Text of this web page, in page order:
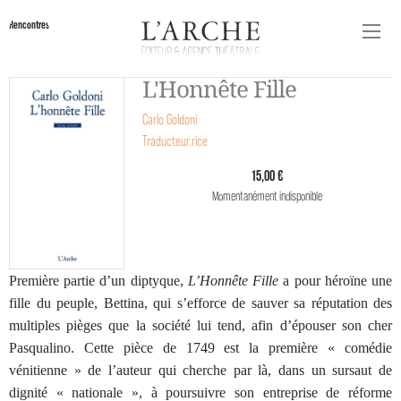
Rencontres
L'Honnête Fille
Carlo Goldoni
Traducteur.rice
15,00 €
Momentanément indisponible
Première partie d’un diptyque, L’Honnête Fille a pour héroïne une
fille du peuple, Bettina, qui s’efforce de sauver sa réputation des
multiples pièges que la société lui tend, afin d’épouser son cher
Pasqualino. Cette pièce de 1749 est la première « comédie
vénitienne » de l’auteur qui cherche par là, dans un sursaut de
dignité « nationale », à poursuivre son entreprise de réforme